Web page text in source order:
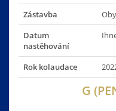
Zástavba
Datum
nastěhování
Rok kolaudace
G